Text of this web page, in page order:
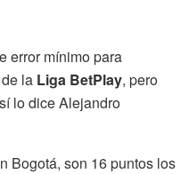
error mínimo para
la Liga BetPlay, pero
lo dice Alejandro
Bogotá, son 16 puntos los